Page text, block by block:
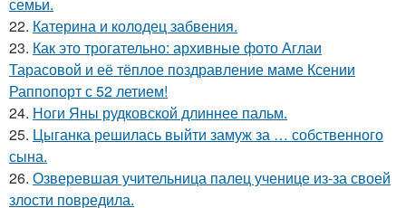
семьи.
22. Катерина и колодец забвения.
23. Как это трогательно: архивные фото Аглаи
Тарасовой и её тёплое поздравление маме Ксении
Раппопорт с 52 летием!
24. Ноги Яны рудковской длиннее пальм.
25. Цыганка решилась выйти замуж за … собственного
сына.
26. Озверевшая учительница палец ученице из-за своей
злости повредила.